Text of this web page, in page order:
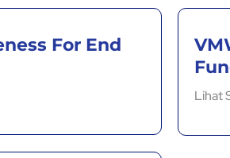
For End
Lihat